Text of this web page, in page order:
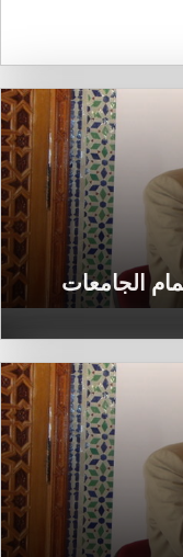
الجامعات